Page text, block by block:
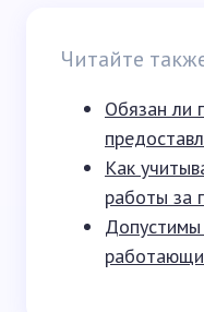
Читайте
Обязан ли
Как
работы за